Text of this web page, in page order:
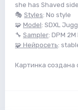
she has Shaved
🎭 Styles: No style
🧩 Model: SDXL
🔧 Sampler: DPM
🧩 Нейросеть:
Картинка